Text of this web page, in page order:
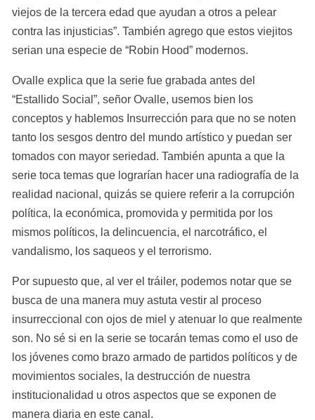
viejos de la tercera edad que ayudan a otros a pelear
contra las injusticias”. También agrego que estos viejitos
serian una especie de “Robin Hood” modernos.
Ovalle explica que la serie fue grabada antes del
“Estallido Social”, señor Ovalle, usemos bien los
conceptos y hablemos Insurrección para que no se noten
tanto los sesgos dentro del mundo artístico y puedan ser
tomados con mayor seriedad. También apunta a que la
serie toca temas que lograrían hacer una radiografía de la
realidad nacional, quizás se quiere referir a la corrupción
política, la económica, promovida y permitida por los
mismos políticos, la delincuencia, el narcotráfico, el
vandalismo, los saqueos y el terrorismo.
Por supuesto que, al ver el tráiler, podemos notar que se
busca de una manera muy astuta vestir al proceso
insurreccional con ojos de miel y atenuar lo que realmente
son. No sé si en la serie se tocarán temas como el uso de
los jóvenes como brazo armado de partidos políticos y de
movimientos sociales, la destrucción de nuestra
institucionalidad u otros aspectos que se exponen de
manera diaria en este canal.